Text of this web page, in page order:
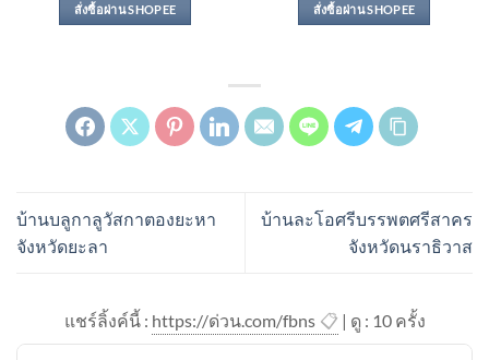
สั่งซื้อผ่าน SHOPEE สั่งซื้อผ่าน SHOPEE
บ้านบลูกาลูวัสกาตองยะหา
จังหวัดยะลา
บ้านละโอศรีบรรพตศรีสาคร
จังหวัดนราธิวาส
แชร์ลิ้งค์นี้ : https://ด่วน.com/fbns 📋 | ดู : 10ครั้ง